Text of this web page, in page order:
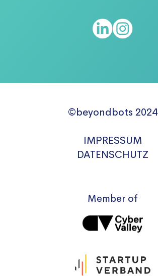
©beyondbots 2024
IMPRESSUM
DATENSCHUTZ
Member of